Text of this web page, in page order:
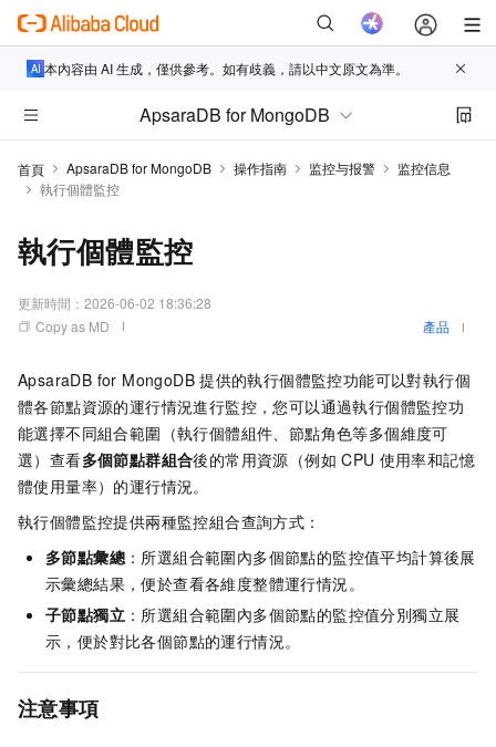
本內容由 AI 生成，僅供參考。如有歧義，請以中文原文為準。
ApsaraDB for MongoDB
首頁 ApsaraDB for MongoDB 操作指南 监控与报警
监控信息
執行個體監控
執行個體監控
更新時間： 2026-06-02 18:36:28
Copy as MD
產品
ApsaraDB for MongoDB 提供的執行個體監控功能可以對執行個
體各節點資源的運行情況進行監控，您可以通過執行個體監控功
能選擇不同組合範圍（執行個體組件、節點角色等多個維度可
選）查看多個節點群組合後的常用資源（例如 CPU 使用率和記憶
體使用量率）的運行情況。
執行個體監控提供兩種監控組合查詢方式：
多節點彙總：所選組合範圍內多個節點的監控值平均計算後展
示彙總結果，便於查看各維度整體運行情況。
子節點獨立 ：所選組合範圍內多個節點的監控值分別獨立展
示，便於對比各個節點的運行情況。
注意事項